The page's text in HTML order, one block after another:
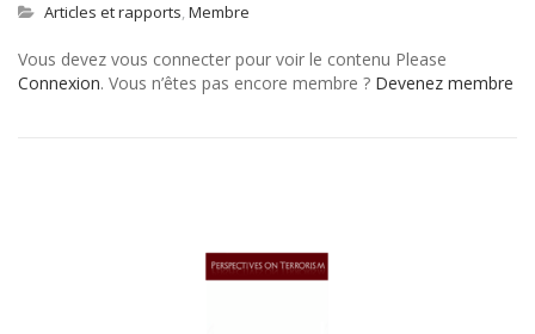
Articles et rapports, Membre
Vous devez vous connecter pour voir le contenu Please
Connexion. Vous n’êtes pas encore membre ? Devenez membre